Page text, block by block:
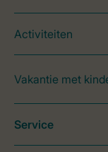
Activiteiten
Vakantie met
Service